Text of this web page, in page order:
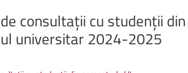
consultații cu studenții
universitar 2024-2025